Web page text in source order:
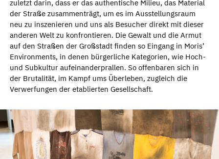
zuletzt darin, dass er das authentische Milieu, das Material
der Straße zusammenträgt, um es im Ausstellungsraum
neu zu inszenieren und uns als Besucher direkt mit dieser
anderen Welt zu konfrontieren. Die Gewalt und die Armut
auf den Straßen der Großstadt finden so Eingang in Moris’
Environments, in denen bürgerliche Kategorien, wie Hoch-
und Subkultur aufeinanderprallen. So offenbaren sich in
der Brutalität, im Kampf ums Überleben, zugleich die
Verwerfungen der etablierten Gesellschaft.